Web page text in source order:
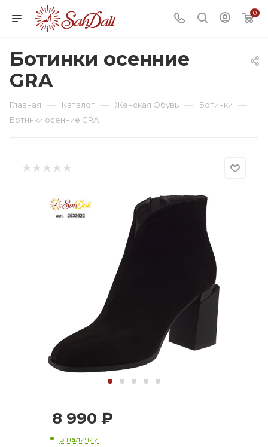
0
Ботинки осенние
GRA
Главная — Каталог — Женская Обувь — Ботинки —
Ботинки осенние GRA
8 990 ₽
В наличии